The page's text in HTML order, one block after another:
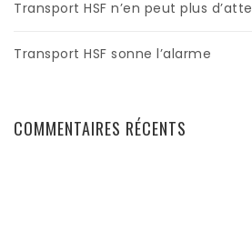
Transport HSF n’en peut plus
Transport HSF sonne l’alarme
COMMENTAIRES RÉCENTS